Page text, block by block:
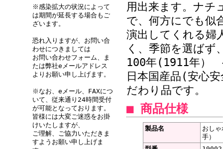
※感染拡大の状況によって
は期間が延長する場合もご
ざいます。
恐れ入りますが、お問い合
わせにつきましては
お問い合わせフォーム、ま
たは弊社eメールアドレス
よりお願い申し上げます。
※なお、eメール、FAXにつ
いて、従来通り24時間受付
が可能となっております。
皆様には大変ご迷惑をお掛
けいたしますが、
ご理解、ご協力いただきま
すようお願い申し上げま
用出来ます。ナチ
で、何方にでも似
演出してくれる婦
く、季節を選ばず
100年(1911年）
日本国産品(安心
だわり品です。
■ 商品仕様
製品名
おし
手）